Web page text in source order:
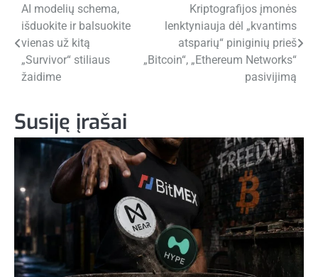
Navigacija
tarp
įrašų
AI modelių schema,
išduokite ir balsuokite
vienas už kitą
„Survivor“ stiliaus
žaidime
Kriptografijos įmonės
lenktyniauja dėl „kvantims
atsparių“ piniginių prieš
„Bitcoin“, „Ethereum Networks“
pasivijimą
Susiję įrašai